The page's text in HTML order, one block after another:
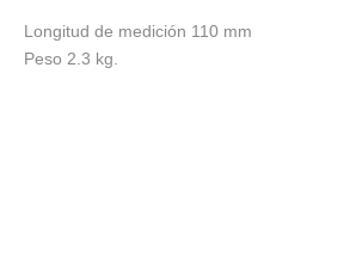
Longitud de medición 110 mm
Peso 2.3 kg.